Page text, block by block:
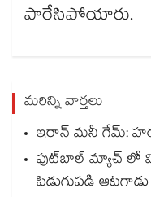
పారేసిపోయారు.
మరిన్ని వార్తలు
ఇరాన్ మనీ గేమ్:
ఫుట్‌బాల్ మ్యాచ్ లో
పిడుగుపడి